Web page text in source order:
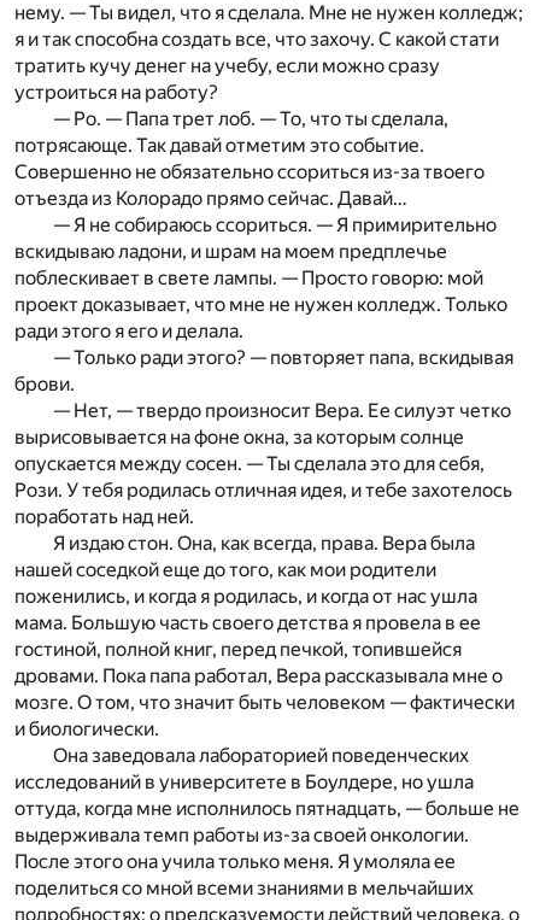
нему. — Ты видел, что я сделала. Мне не нужен колледж;
я и так способна создать все, что захочу. С какой стати
тратить кучу денег на учебу, если можно сразу
устроиться на работу?
— Ро. — Папа трет лоб. — То, что ты сделала,
потрясающе. Так давай отметим это событие.
Совершенно не обязательно ссориться из-за твоего
отъезда из Колорадо прямо сейчас. Давай…
— Я не собираюсь ссориться. — Я примирительно
вскидываю ладони, и шрам на моем предплечье
поблескивает в свете лампы. — Просто говорю: мой
проект доказывает, что мне не нужен колледж. Только
ради этого я его и делала.
— Только ради этого? — повторяет папа, вскидывая
брови.
— Нет, — твердо произносит Вера. Ее силуэт четко
вырисовывается на фоне окна, за которым солнце
опускается между сосен. — Ты сделала это для себя,
Рози. У тебя родилась отличная идея, и тебе захотелось
поработать над ней.
Я издаю стон. Она, как всегда, права. Вера была
нашей соседкой еще до того, как мои родители
поженились, и когда я родилась, и когда от нас ушла
мама. Большую часть своего детства я провела в ее
гостиной, полной книг, перед печкой, топившейся
дровами. Пока папа работал, Вера рассказывала мне о
мозге. О том, что значит быть человеком — фактически
и биологически.
Она заведовала лабораторией поведенческих
исследований в университете в Боулдере, но ушла
оттуда, когда мне исполнилось пятнадцать, — больше не
выдерживала темп работы из-за своей онкологии.
После этого она учила только меня. Я умоляла ее
поделиться со мной всеми знаниями в мельчайших
подробностях: о предсказуемости действий человека, о